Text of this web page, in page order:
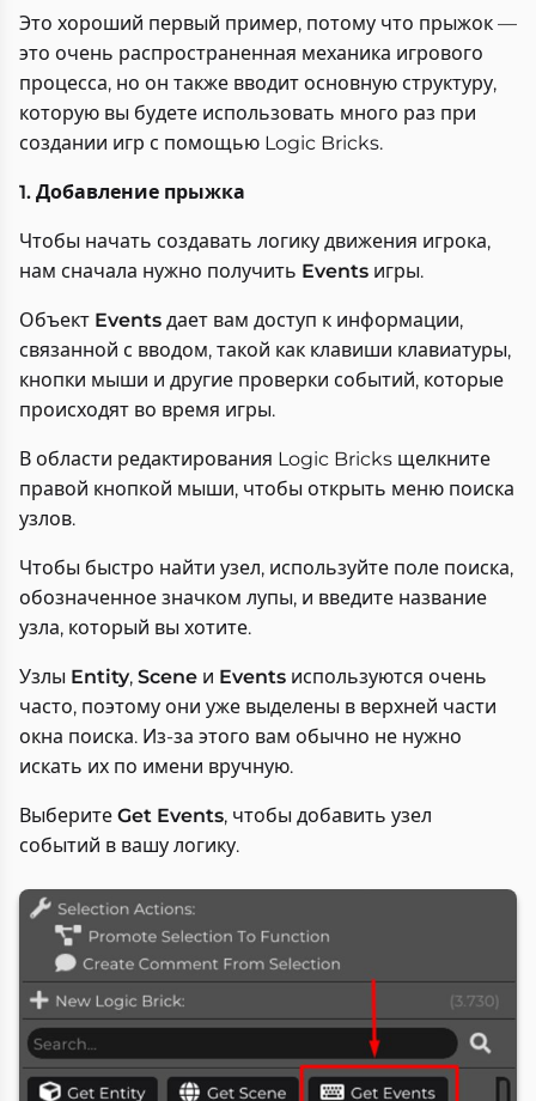
Это хороший первый пример, потому что прыжок —
это очень распространенная механика игрового
процесса, но он также вводит основную структуру,
которую вы будете использовать много раз при
создании игр с помощью Logic Bricks.
1. Добавление прыжка
Чтобы начать создавать логику движения игрока,
нам сначала нужно получить Events игры.
Объект Events дает вам доступ к информации,
связанной с вводом, такой как клавиши клавиатуры,
кнопки мыши и другие проверки событий, которые
происходят во время игры.
В области редактирования Logic Bricks щелкните
правой кнопкой мыши, чтобы открыть меню поиска
узлов.
Чтобы быстро найти узел, используйте поле поиска,
обозначенное значком лупы, и введите название
узла, который вы хотите.
Узлы Entity, Scene и Events используются очень
часто, поэтому они уже выделены в верхней части
окна поиска. Из-за этого вам обычно не нужно
искать их по имени вручную.
Выберите Get Events, чтобы добавить узел
событий в вашу логику.